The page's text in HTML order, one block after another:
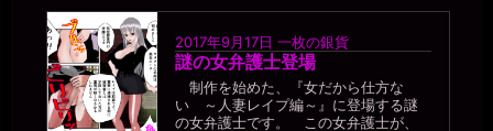
2017年9月17日 一枚の銀貨
謎の女弁護士登場
制作を始めた、『女だから仕方な
い ～人妻レイプ編～』に登場する謎
の女弁護士です。 この女弁護士が、